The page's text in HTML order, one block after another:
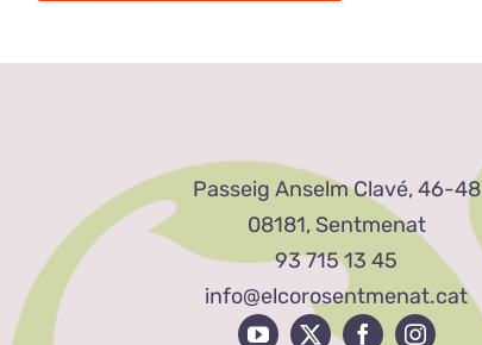
Passeig Anselm Clavé, 46-48
08181, Sentmenat
93 715 13 45
info@elcorosentmenat.cat